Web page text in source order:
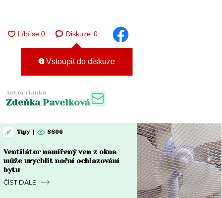
Diskuze 0
Vstoupit do diskuze
Autor článku
Zdeňka Pavelková
Tipy | 8806
Ventilátor namířený ven z okna
může urychlit noční ochlazování
bytu
ČÍST DÁLE